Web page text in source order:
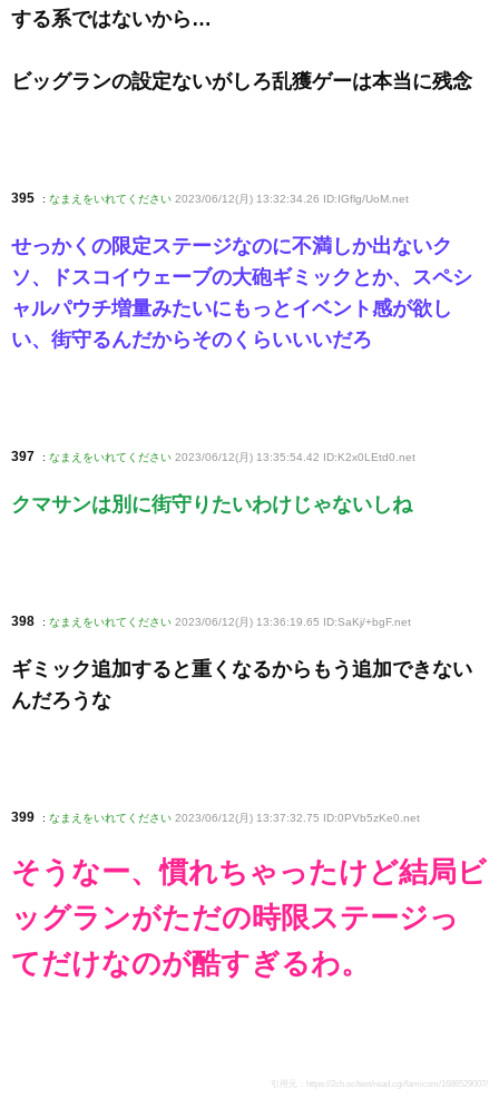
する系ではないから…
ビッグランの設定ないがしろ乱獲ゲーは本当に残念
395 : なまえをいれてください 2023/06/12(月) 13:32:34.26 ID:IGflg/UoM .net
せっかくの限定ステージなのに不満しか出ないク
ソ、ドスコイウェーブの大砲ギミックとか、スペシ
ャルパウチ増量みたいにもっとイベント感が欲し
い、街守るんだからそのくらいいいだろ
397 : なまえをいれてください 2023/06/12(月) 13:35:54.42 ID:K2x0LEtd0 .net
クマサンは別に街守りたいわけじゃないしね
398 : なまえをいれてください 2023/06/12(月) 13:36:19.65 ID:SaKj/+bgF.net
ギミック追加すると重くなるからもう追加できない
んだろうな
399 : なまえをいれてください 2023/06/12(月) 13:37:32.75 ID:0PVb5zKe0.net
そうなー、慣れちゃったけど結局ビ
ッグランがただの時限ステージっ
てだけなのが酷すぎるわ。
引用元： https://2ch.sc/test/read.cgi/famicom/1686529007/